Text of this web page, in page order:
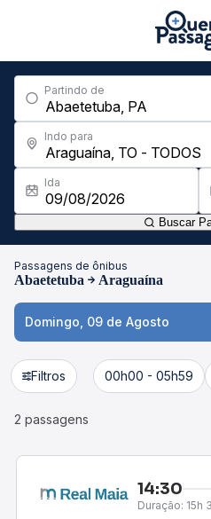
Partindo de
Indo para
Ida
Buscar
Passagens de ônibus
Abaetetuba Araguaína
Domingo, 09 de Agosto
Filtros 00h00 - 05h59
2 passagens
14:30
Duração: 15h